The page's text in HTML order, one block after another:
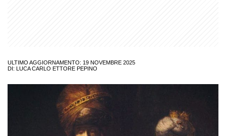
ULTIMO AGGIORNAMENTO: 19 NOVEMBRE 2025
DI: LUCA CARLO ETTORE PEPINO